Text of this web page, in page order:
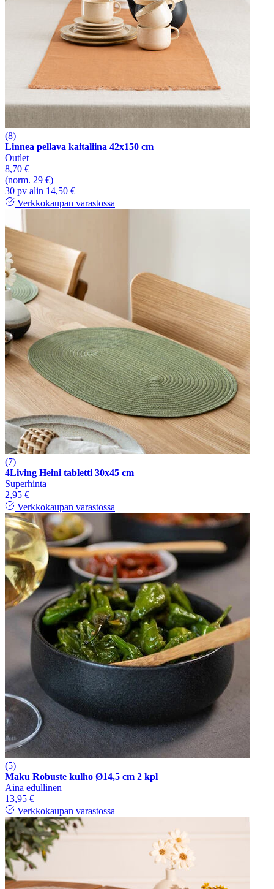
(8)
Linnea pellava kaitaliina 42x150 cm
Outlet
8,70 €
(norm. 29 €)
30 pv alin 14,50 €
Verkkokaupan varastossa
(7)
4Living Heini tabletti 30x45 cm
Superhinta
2,95 €
Verkkokaupan varastossa
(5)
Maku Robuste kulho Ø14,5 cm 2 kpl
Aina edullinen
13,95 €
Verkkokaupan varastossa